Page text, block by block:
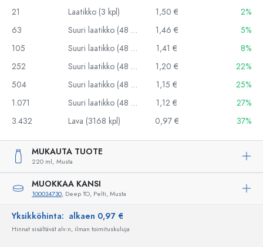
21
Laatikko (3 kpl) 1,50 €
2%
63
Suuri laatikko (48 kpl) 1,46 €
5%
105
Suuri laatikko (48 kpl) 1,41 €
8%
252
Suuri laatikko (48 kpl) 1,20 €
22%
504
Suuri laatikko (48 kpl) 1,15 €
25%
1.071
Suuri laatikko (48 kpl) 1,12 €
27%
3.432
Lava (3168 kpl) 0,97 € 37%
MUKAUTA TUOTE
220 ml, Musta
MUOKKAA KANSI
100034730, Deep TO, Pelti, Musta
Yksikköhinta: alkaen 0,97 €
Hinnat sisältävät alv:n, ilman toimituskuluja